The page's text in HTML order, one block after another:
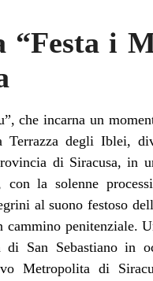
“Festa i
che incarna un
degli Iblei,
di Siracusa, in
la solenne
al suono festoso
penitenziale.
San Sebastiano in
Metropolita di